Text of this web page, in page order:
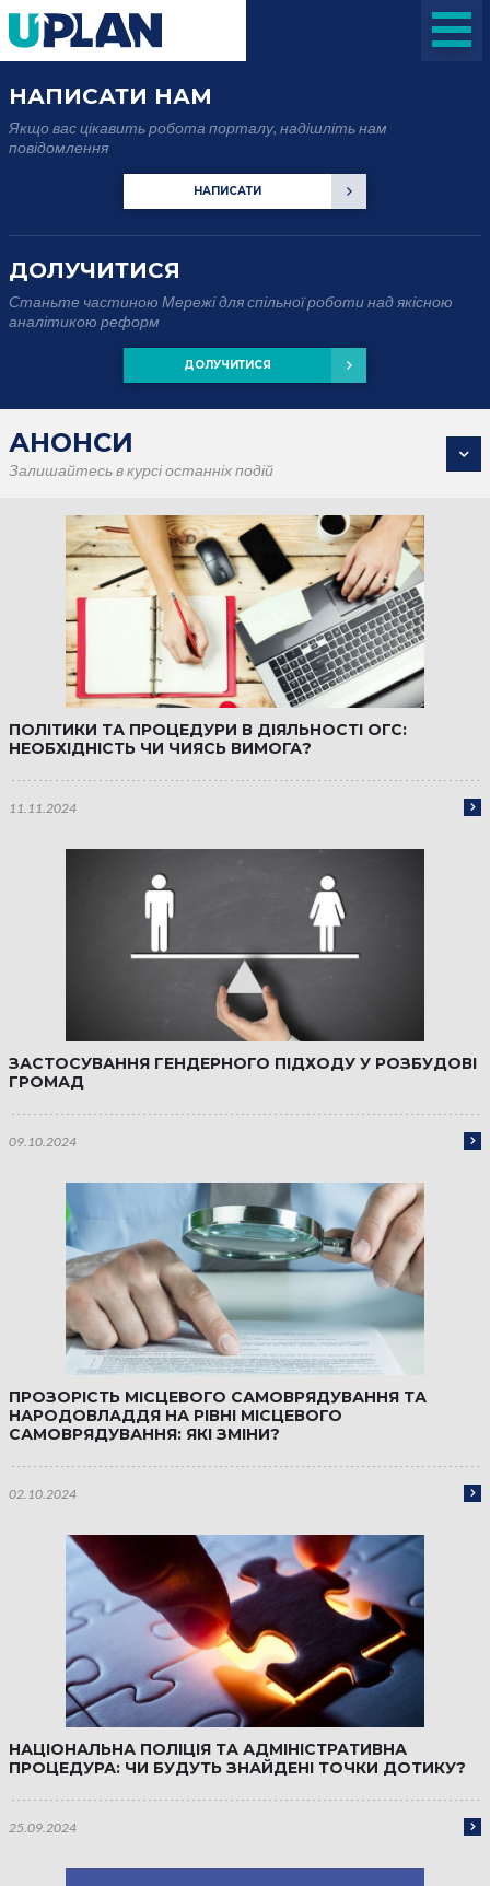
НАПИСАТИ НАМ
Якщо вас цікавить робота порталу, надішліть нам
повідомлення
НАПИСАТИ
ДОЛУЧИТИСЯ
Станьте частиною Мережі для спільної роботи над якісною
аналітикою реформ
ДОЛУЧИТИСЯ
АНОНСИ
Залишайтесь в курсі останніх подій
ПОЛІТИКИ ТА ПРОЦЕДУРИ В ДІЯЛЬНОСТІ ОГС:
НЕОБХІДНІСТЬ ЧИ ЧИЯСЬ ВИМОГА?
11.11.2024
ЗАСТОСУВАННЯ ГЕНДЕРНОГО ПІДХОДУ У РОЗБУДОВІ
ГРОМАД
09.10.2024
ПРОЗОРІСТЬ МІСЦЕВОГО САМОВРЯДУВАННЯ ТА
НАРОДОВЛАДДЯ НА РІВНІ МІСЦЕВОГО
САМОВРЯДУВАННЯ: ЯКІ ЗМІНИ?
02.10.2024
НАЦІОНАЛЬНА ПОЛІЦІЯ ТА АДМІНІСТРАТИВНА
ПРОЦЕДУРА: ЧИ БУДУТЬ ЗНАЙДЕНІ ТОЧКИ ДОТИКУ?
25.09.2024